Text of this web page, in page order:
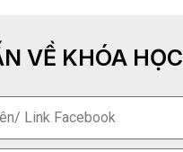
VỀ KHÓA HỌC